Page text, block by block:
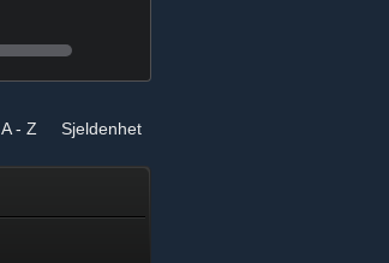
A - Z Sjeldenhet